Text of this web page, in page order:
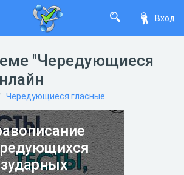
Вход
"Чередующиеся
Чередующиеся гласные